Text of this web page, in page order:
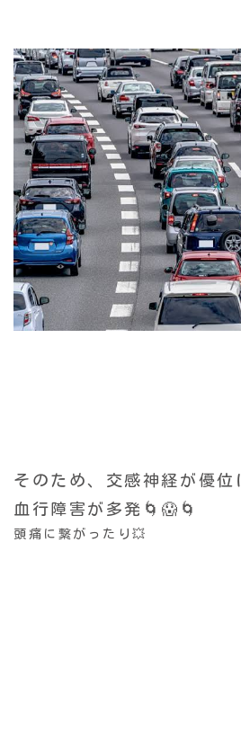
そのため、交感神経が優位
血行障害が多発🌀😱🌀
頭痛に繋がったり💥